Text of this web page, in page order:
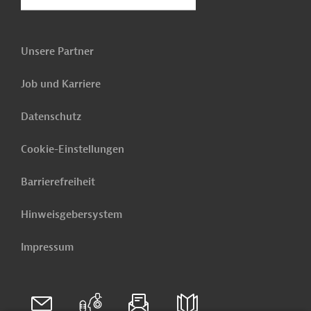
Unsere Partner
Job und Karriere
Datenschutz
Cookie-Einstellungen
Barrierefreiheit
Hinweisgebersystem
Impressum